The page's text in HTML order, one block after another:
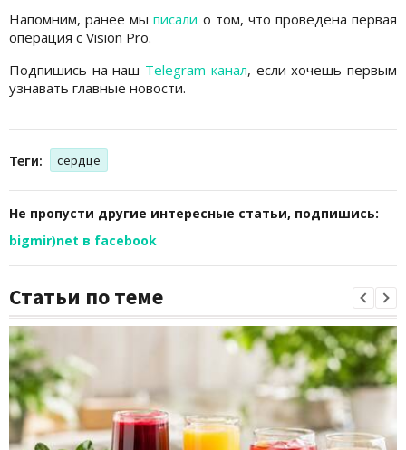
Напомним, ранее мыписали о том, что проведена первая
операция с Vision Pro.
Подпишись на наш Telegram-канал, если хочешь первым
узнавать главные новости.
Теги: сердце
Не пропусти другие интересные статьи, подпишись:
bigmir)net в facebook
Статьи по теме